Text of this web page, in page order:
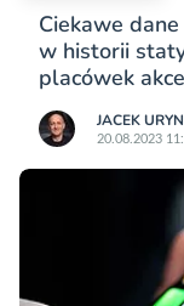
Ciekawe
w historii
placówek
JACEK
20.08.2023